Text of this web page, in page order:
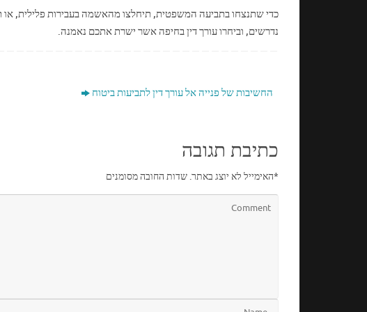
כדי שתנצחו בתביעה המשפטית, תיחלצו מהאשמה בעבירות פלילית, או
נדרשים, וביחרו עורך דין בחיפה אשר ישרת אתכם נאמנה.
החשיבות של פנייה אל עורך דין לתביעות ביטוח
כתיבת תגובה
האימייל לא יוצג באתר. שדות החובה מסומנים *